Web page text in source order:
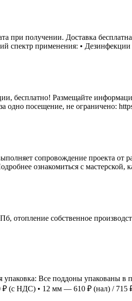
получении. Доставка
спектр применения: • Дезинфекции
бесплатно! Размещайте
посещение, не ограничено:
сопровождение проекта от
ознакомиться с мастерской,
собственное
Все поддоны упакованы в
(с НДС) • 12 мм — 610 ₽ (нал) / 715